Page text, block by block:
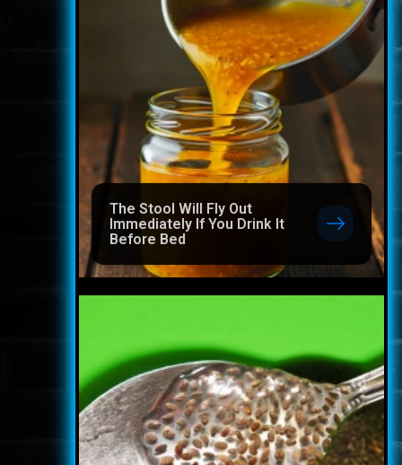
The Stool Will Fly Out
Immediately If You Drink It
Before Bed